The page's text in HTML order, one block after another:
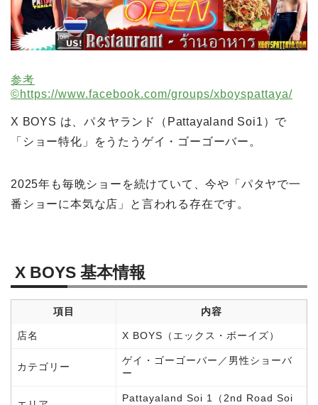
参考
©️https://www.facebook.com/groups/xboyspattaya/
X BOYS は、パタヤランド（Pattayaland Soi1）で
「ショー特化」をうたうゲイ・ゴーゴーバー。
2025年も毎晩ショーを続けていて、今や「パタヤで一
番ショーに本気な店」と言われる存在です。
X BOYS 基本情報
項目 内容
店名 X BOYS（エックス・ボーイズ）
カテゴリー
ゲイ・ゴーゴーバー／男性ショーバ
ー
Pattayaland Soi 1（2nd Road Soi